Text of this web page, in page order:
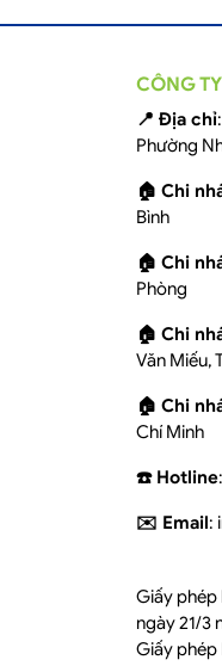
CÔNG
📍 Địa chỉ
Phường
🏠 Chi
Bình
🏠 Chi
Phòng
🏠 Chi
Văn Miếu,
🏠 Chi
Chí Minh
☎️ Hotline
✉️ Email:
Giấy phép
ngày 21/3
Giấy phép